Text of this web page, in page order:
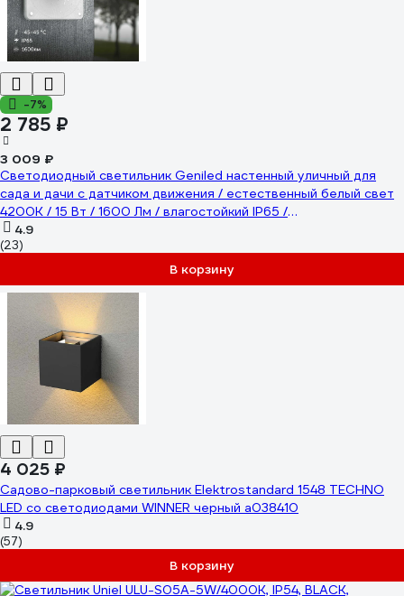
-7%
2 785 ₽
3 009 ₽
Светодиодный светильник Geniled настенный уличный для
сада и дачи с датчиком движения / естественный белый свет
4200К / 15 Вт / 1600 Лм / влагостойкий IP65 /
вандалоустойчивый / от сети 220 В 8221 08221
4.9
(23)
В корзину
4 025 ₽
Садово-парковый светильник Elektrostandard 1548 TECHNO
LED со светодиодами WINNER черный a038410
4.9
(57)
В корзину